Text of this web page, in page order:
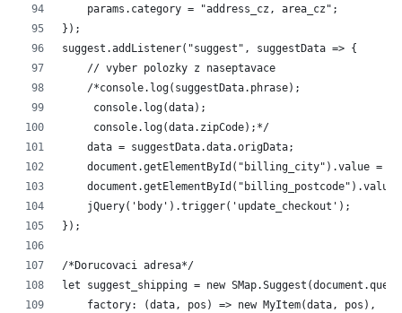
    params.category = "address_cz, area_cz";
});
suggest.addListener("suggest", suggestData => {
    // vyber polozky z naseptavace
    /*console.log(suggestData.phrase);
     console.log(data);
     console.log(data.zipCode);*/
    data = suggestData.data.origData;
document.getElementById("billing_city").value =
document.getElementById("billing_postcode").value
    jQuery('body').trigger('update_checkout');
});
/*Dorucovaci adresa*/
let suggest_shipping = new
    factory: (data, pos) => new MyItem(data, pos),